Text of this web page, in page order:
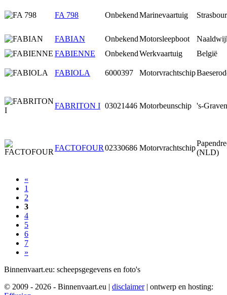
FA 798 OnbekendMarinevaartuig
FABIAN OnbekendMotorsleepboot
FABIENNE
OnbekendWerkvaartuig België
FABIOLA 6000397 Motorvrachtschip
FABRITON I 03021446 Motorbeunschip 's-
FACTOFOUR 02330686 Motorvrachtschip
(NLD)
«
1
2
3
4
5
6
7
»
Binnenvaart.eu: scheepsgegevens en foto's
© 2009 - 2026 - Binnenvaart.eu | disclaimer | ontwerp en hosting: